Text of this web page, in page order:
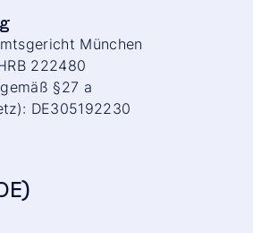
München
222480
§27 a
DE305192230